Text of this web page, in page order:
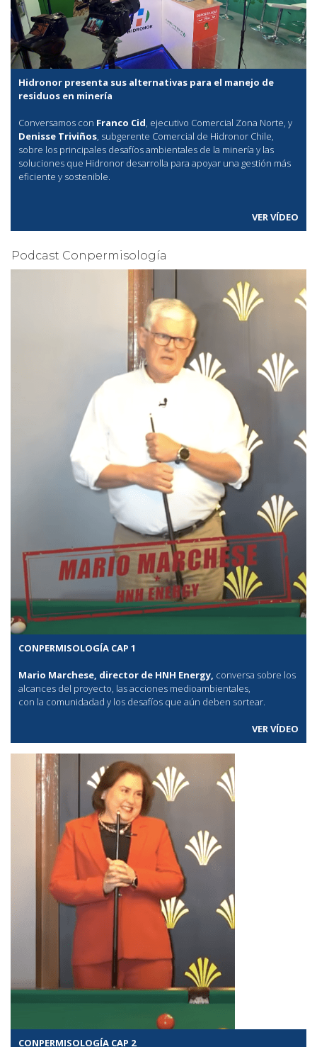
Hidronor presenta sus alternativas para el manejo de
residuos en minería
Conversamos con Franco Cid, ejecutivo Comercial Zona Norte, y
Denisse Triviños, subgerente Comercial de Hidronor Chile,
sobre los principales desafíos ambientales de la minería y las
soluciones que Hidronor desarrolla para apoyar una gestión más
eficiente y sostenible.
VER VÍDEO
Podcast Conpermisología
CONPERMISOLOGÍA CAP 1
Mario Marchese, director de HNH Energy, conversa sobre los
alcances del proyecto, las acciones medioambientales,
con la comunidadad y los desafíos que aún deben sortear.
VER VÍDEO
CONPERMISOLOGÍA CAP 2